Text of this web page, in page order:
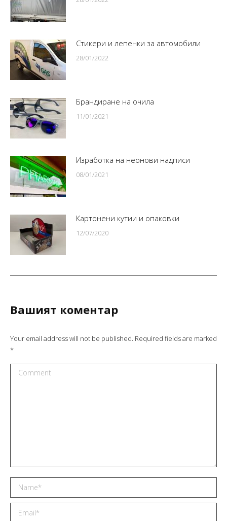
Стикери и лепенки за автомобили
28/01/2022
Брандиране на очила
11/01/2021
Изработка на неонови надписи
08/01/2021
Картонени кутии и опаковки
12/07/2020
Вашият коментар
Your email address will not be published. Required fields are marked
*
Comment
Name *
Email *